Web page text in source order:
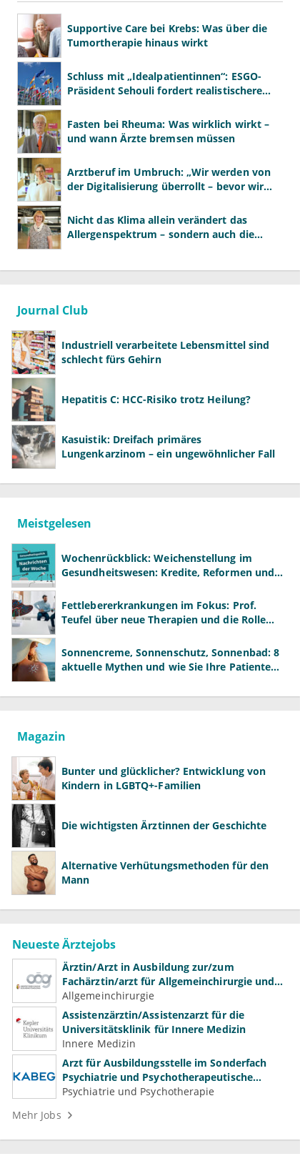
Supportive Care bei Krebs: Was über die
Tumortherapie hinaus wirkt
Schluss mit „Idealpatientinnen“: ESGO-
Präsident Sehouli fordert realistischere
Fasten bei Rheuma: Was wirklich wirkt –
und wann Ärzte bremsen müssen
Arztberuf im Umbruch: „Wir werden von
der Digitalisierung überrollt – bevor wir
Nicht das Klima allein verändert das
Allergenspektrum – sondern auch die
Journal Club
Industriell verarbeitete Lebensmittel sind
schlecht fürs Gehirn
Hepatitis C: HCC-Risiko trotz Heilung?
Kasuistik: Dreifach primäres
Lungenkarzinom – ein ungewöhnlicher Fall
Meistgelesen
Wochenrückblick: Weichenstellung im
Gesundheitswesen: Kredite, Reformen und
Fettlebererkrankungen im Fokus: Prof.
Teufel über neue Therapien und die Rolle
Sonnencreme, Sonnenschutz, Sonnenbad: 8
aktuelle Mythen und wie Sie Ihre Patienten
Magazin
Bunter und glücklicher? Entwicklung von
Kindern in LGBTQ+-Familien
Die wichtigsten Ärztinnen der Geschichte
Alternative Verhütungsmethoden für den
Mann
Neueste Ärztejobs
Ärztin/Arzt in Ausbildung zur/zum
Fachärztin/arzt für Allgemeinchirurgie und
Gefäßchirurgie
Allgemeinchirurgie
Assistenzärztin/Assistenzarzt für die
Universitätsklinik für Innere Medizin
Innere Medizin
Arzt für Ausbildungsstelle im Sonderfach
Psychiatrie und Psychotherapeutische
Medizin (m/w/d)
Psychiatrie und Psychotherapie
Mehr Jobs